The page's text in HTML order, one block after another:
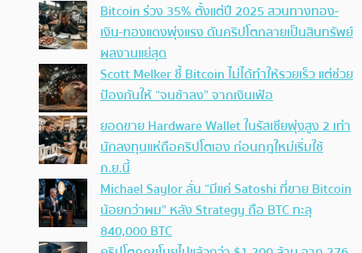
Bitcoin ร่วง 35% ตั้งแต่ปี 2025 สวนทางทอง-
เงิน-ทองแดงพุ่งแรง ดันคริปโตกลายเป็นสินทรัพย์
ผลงานแย่สุด
Scott Melker ชี้ Bitcoin ไม่ได้ทำให้รวยเร็ว แต่ช่วย
ป้องกันให้ “จนช้าลง” จากเงินเฟ้อ
ยอดขาย Hardware Wallet ในรัสเซียพุ่งสูง 2 เท่า
นักลงทุนแห่ถือคริปโตเอง ก่อนกฎใหม่เริ่มใช้
ก.ย.นี้
Michael Saylor ลั่น “มีแค่ Satoshi ที่ขาย Bitcoin
น้อยกว่าผม” หลัง Strategy ถือ BTC ทะลุ
840,000 BTC